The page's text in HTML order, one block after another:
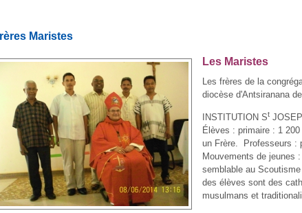
Maristes
Les Maristes
Les frères de la
diocèse d'Antsiranana
INSTITUTION St
Élèves : primaire : 1
un Frère. Professeurs :
Mouvements de jeunes
semblable au
des élèves sont des
musulmans et